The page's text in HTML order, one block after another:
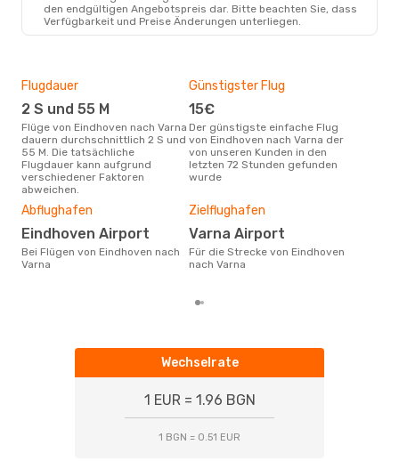
EIN- VAR
Wizz AirDirekt
VAR- EIN
den endgültigen Angebotspreis dar. Bitte beachten Sie, dass
Verfügbarkeit und Preise Änderungen unterliegen.
Flugdauer
2 S und 55 M
Flüge von Eindhoven nach Varna
dauern durchschnittlich 2 S und
55 M. Die tatsächliche
Flugdauer kann aufgrund
verschiedener Faktoren
abweichen.
Günstigster Flug
15€
Der günstigste einfache Flug
von Eindhoven nach Varna der
von unseren Kunden in den
letzten 72 Stunden gefunden
wurde
Abflughafen
Eindhoven Airport
Bei Flügen von Eindhoven nach
Varna
Zielflughafen
Varna Airport
Für die Strecke von Eindhoven
nach Varna
Wechselrate
1 EUR = 1.96 BGN
1 BGN = 0.51 EUR